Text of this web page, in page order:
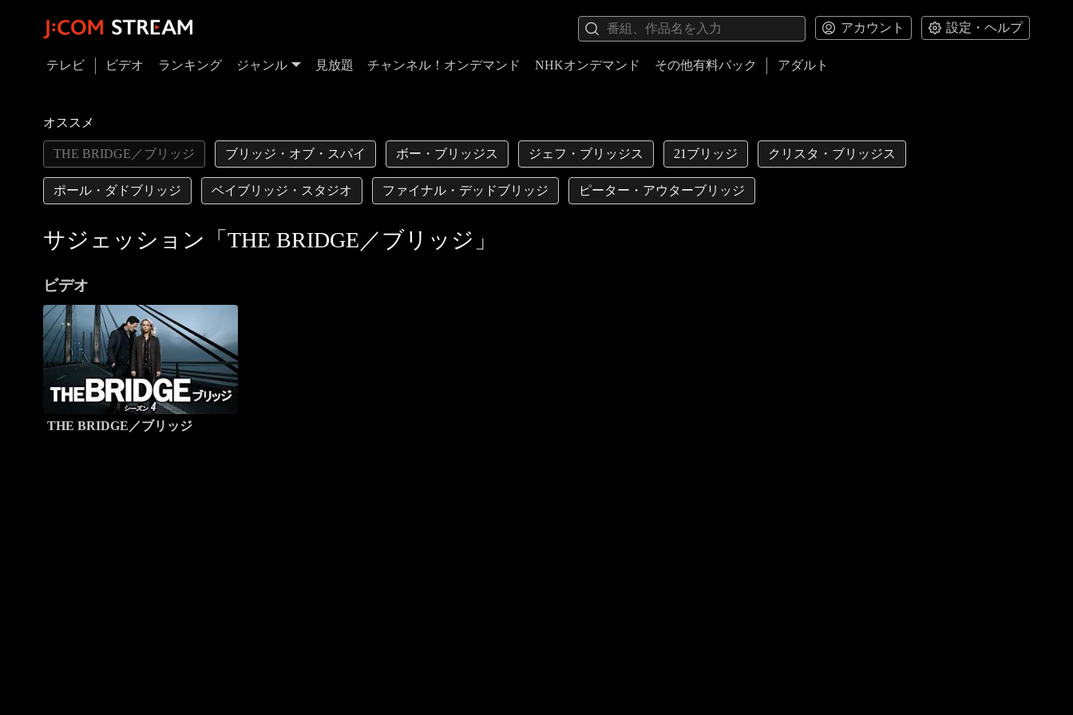
アカウント 設定・ヘルプ
テレビ ビデオ ランキング ジャンル 見放題 チャンネル！オンデマンド NHKオンデマンド その他有料パック アダルト
オススメ
THE BRIDGE／ブリッジ ブリッジ・オブ・スパイ ボー・ブリッジス ジェフ・ブリッジス 21ブリッジ クリスタ・ブリッジス
ポール・ダドブリッジ ベイブリッジ・スタジオ ファイナル・デッドブリッジ ピーター・アウターブリッジ
サジェッション「THE BRIDGE／ブリッジ」
ビデオ
THE BRIDGE／ブリッジ